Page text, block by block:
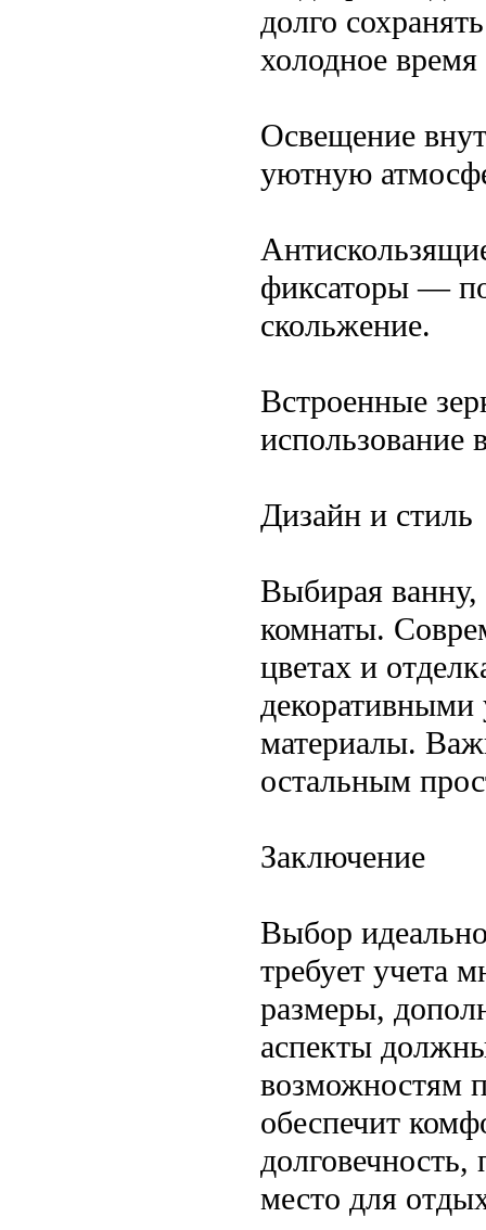
долго
холодное время
Освещение
уютную
фиксаторы —
скольжение.
Встроенные
Дизайн и стиль
Выбирая ванну,
комнаты.
цветах и
материалы.
остальным
Заключение
Выбор
требует учета
размеры,
аспекты
возможностям
обеспечит
место для